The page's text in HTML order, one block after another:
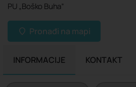
PU „Boško Buha”
Pronađi na mapi
INFORMACIJE KONTAKT